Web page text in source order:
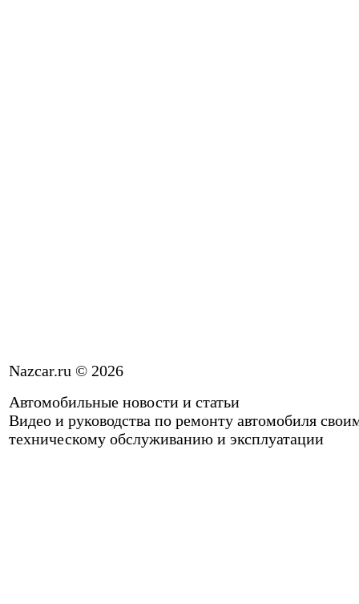
Nazcar.ru © 2026
Автомобильные новости и статьи
Видео и руководства по ремонту автомобиля
техническому обслуживанию и эксплуатации